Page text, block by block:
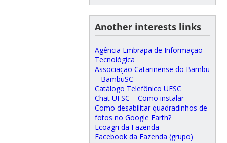
Another interests links
Agência Embrapa de Informação
Tecnológica
Associação Catarinense do Bambu
– BambuSC
Catálogo Telefônico UFSC
Chat UFSC – Como instalar
Como desabilitar quadradinhos de
fotos no Google Earth?
Ecoagri da Fazenda
Facebook da Fazenda (grupo)